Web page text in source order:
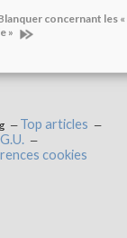
concernant les
»
Top articles
cookies